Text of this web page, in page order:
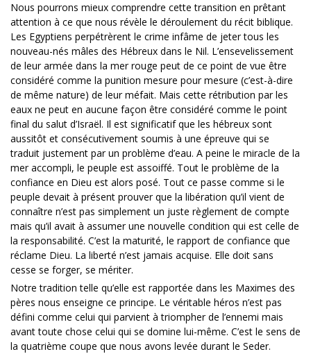
Nous pourrons mieux comprendre cette transition en prêtant
attention à ce que nous révèle le déroulement du récit biblique.
Les Egyptiens perpétrèrent le crime infâme de jeter tous les
nouveau-nés mâles des Hébreux dans le Nil. L’ensevelissement
de leur armée dans la mer rouge peut de ce point de vue être
considéré comme la punition mesure pour mesure (c’est-à-dire
de même nature) de leur méfait. Mais cette rétribution par les
eaux ne peut en aucune façon être considéré comme le point
final du salut d’Israël. Il est significatif que les hébreux sont
aussitôt et consécutivement soumis à une épreuve qui se
traduit justement par un problème d’eau. A peine le miracle de la
mer accompli, le peuple est assoiffé. Tout le problème de la
confiance en Dieu est alors posé. Tout ce passe comme si le
peuple devait à présent prouver que la libération qu’il vient de
connaître n’est pas simplement un juste règlement de compte
mais qu’il avait à assumer une nouvelle condition qui est celle de
la responsabilité. C’est la maturité, le rapport de confiance que
réclame Dieu. La liberté n’est jamais acquise. Elle doit sans
cesse se forger, se mériter.
Notre tradition telle qu’elle est rapportée dans les Maximes des
pères nous enseigne ce principe. Le véritable héros n’est pas
défini comme celui qui parvient à triompher de l’ennemi mais
avant toute chose celui qui se domine lui-même. C’est le sens de
la quatrième coupe que nous avons levée durant le Seder.